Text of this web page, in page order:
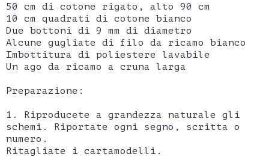
50 cm di cotone rigato, alto 90 cm
10 cm quadrati di cotone bianco
Due bottoni di 9 mm di diametro
Alcune gugliate di filo da ricamo bianco
Imbottitura di poliestere lavabile
Un ago da ricamo a cruna larga
Preparazione:
1. Riproducete a grandezza naturale gli
schemi. Riportate ogni segno, scritta o
numero.
Ritagliate i cartamodelli.